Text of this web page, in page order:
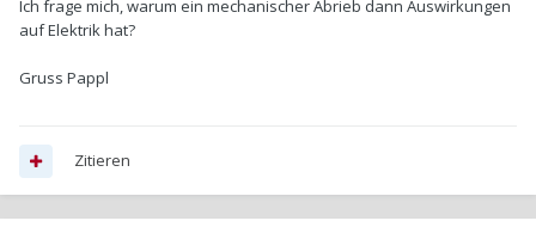
Ich frage mich, warum ein mechanischer Abrieb dann Auswirkungen
auf Elektrik hat?
Gruss Pappl
Zitieren